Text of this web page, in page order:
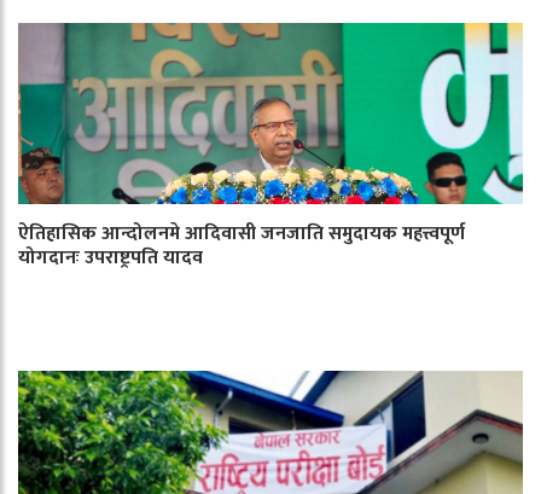
ऐतिहासिक आन्दोलनमे आदिवासी जनजाति समुदायक महत्त्वपूर्ण
योगदानः उपराष्ट्रपति यादव